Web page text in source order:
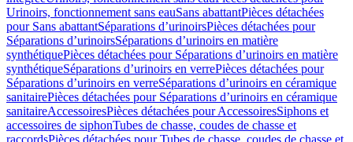
Urinoirs, fonctionnement sans eauSans abattantPièces détachées
pour Sans abattantSéparations d’urinoirsPièces détachées pour
Séparations d’urinoirsSéparations d’urinoirs en matière
synthétiquePièces détachées pour Séparations d’urinoirs en matière
synthétiqueSéparations d’urinoirs en verrePièces détachées pour
Séparations d’urinoirs en verreSéparations d’urinoirs en céramique
sanitairePièces détachées pour Séparations d’urinoirs en céramique
sanitaireAccessoiresPièces détachées pour AccessoiresSiphons et
accessoires de siphonTubes de chasse, coudes de chasse et
raccordsPièces détachées pour Tubes de chasse, coudes de chasse et